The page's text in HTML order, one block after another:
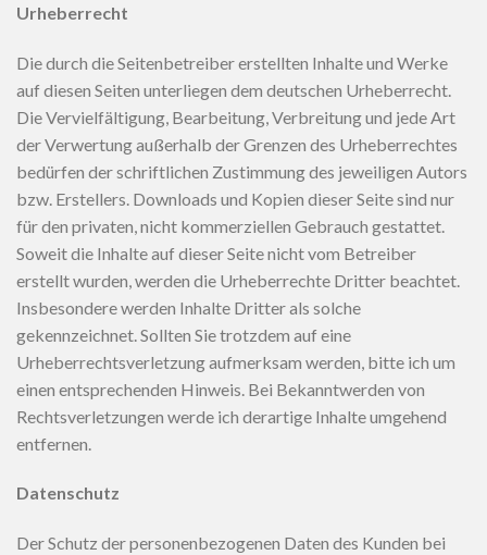
Urheberrecht
Die durch die Seitenbetreiber erstellten Inhalte und Werke
auf diesen Seiten unterliegen dem deutschen Urheberrecht.
Die Vervielfältigung, Bearbeitung, Verbreitung und jede Art
der Verwertung außerhalb der Grenzen des Urheberrechtes
bedürfen der schriftlichen Zustimmung des jeweiligen Autors
bzw. Erstellers. Downloads und Kopien dieser Seite sind nur
für den privaten, nicht kommerziellen Gebrauch gestattet.
Soweit die Inhalte auf dieser Seite nicht vom Betreiber
erstellt wurden, werden die Urheberrechte Dritter beachtet.
Insbesondere werden Inhalte Dritter als solche
gekennzeichnet. Sollten Sie trotzdem auf eine
Urheberrechtsverletzung aufmerksam werden, bitte ich um
einen entsprechenden Hinweis. Bei Bekanntwerden von
Rechtsverletzungen werde ich derartige Inhalte umgehend
entfernen.
Datenschutz
Der Schutz der personenbezogenen Daten des Kunden bei